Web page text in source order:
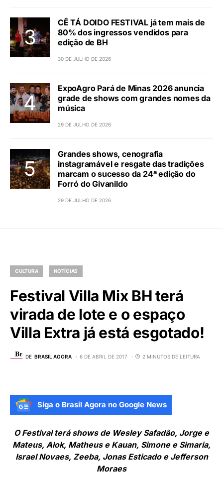
CÊ TÁ DOIDO FESTIVAL já tem mais de
80% dos ingressos vendidos para
edição de BH
30 DE JULHO DE 2026
ExpoAgro Pará de Minas 2026 anuncia
grade de shows com grandes nomes da
música
29 DE JULHO DE 2026
Grandes shows, cenografia
instagramável e resgate das tradições
marcam o sucesso da 24ª edição do
Forró do Givanildo
29 DE JULHO DE 2026
CULTURA NOTÍCIAS
Festival Villa Mix BH terá
virada de lote e o espaço
Villa Extra já está esgotado!
DE BRASIL AGORA 6 DE ABRIL DE 2017 2 MINUTOS DE LEITURA
Siga o Brasil Agora no Google News
O Festival terá shows de Wesley Safadão, Jorge e
Mateus, Alok, Matheus e Kauan, Simone e Simaria,
Israel Novaes, Zeeba, Jonas Esticado e Jefferson
Moraes